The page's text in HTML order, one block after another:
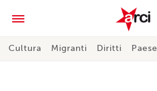
Cultura Migranti Diritti